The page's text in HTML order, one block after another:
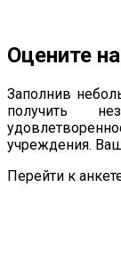
Оцените
Заполнив
получить
учреждения.
Перейти к